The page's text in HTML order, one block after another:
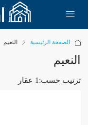
الصفحة الرئيسية النعيم
النعيم
1 عقار ترتيب حسب: